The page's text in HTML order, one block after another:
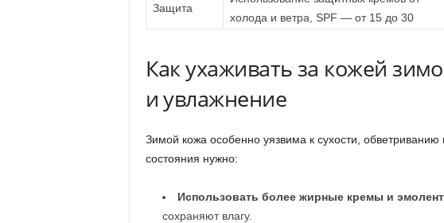
Защита
холода и ветра, SPF — от 15 до 30
Как ухаживать за кожей
и увлажнение
Зимой кожа особенно уязвима к сухости,
состояния нужно:
Использовать более жирные кремы и
сохраняют влагу.